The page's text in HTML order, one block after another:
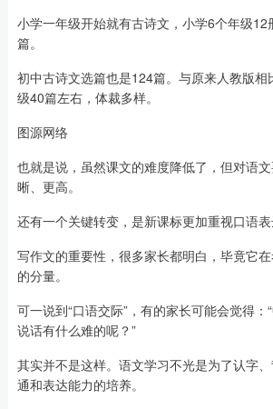
小学一年级开始就有古诗文，小学6个年级12
篇。
初中古诗文选篇也是124篇。与原来人教版相
级40篇左右，体裁多样。
图源网络
也就是说，虽然课文的难度降低了，但对语
晰、更高。
还有一个关键转变，是新课标更加重视口语表
写作文的重要性，很多家长都明白，毕竟它
的分量。
可一说到“口语交际”，有的家长可能会觉得：
说话有什么难的呢？”
其实并不是这样。语文学习不光是为了认字
通和表达能力的培养。